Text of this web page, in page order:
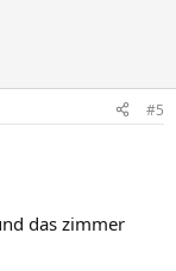
#5
das zimmer